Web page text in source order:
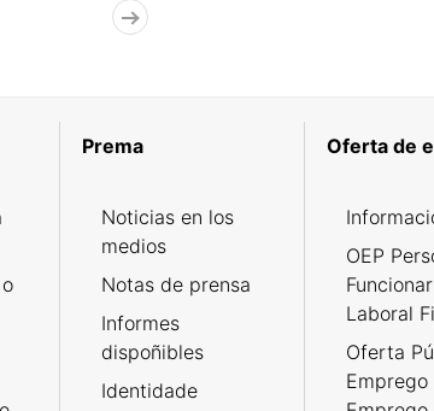
Prema
Noticias en los
medios
Notas de prensa
Informes
dispoñibles
Identidade
Oferta de
OEP
Laboral
Oferta
Emprego